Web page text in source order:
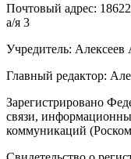
Почтовый адрес:
а/я 3
Учредитель: Алексеев
Главный редактор:
Зарегистрировано
связи,
коммуникаций